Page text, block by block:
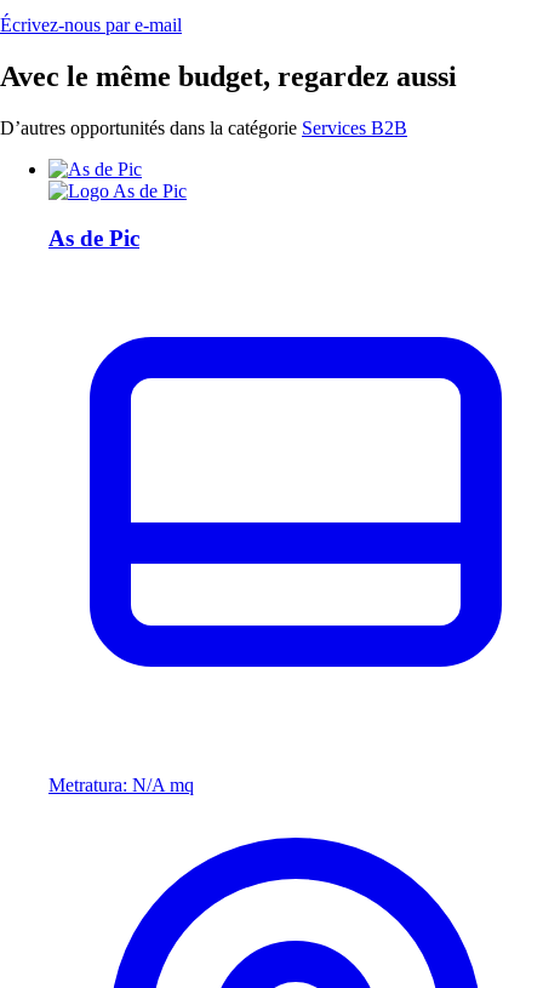
Écrivez-nous par e-mail
Avec le même budget, regardez aussi
D’autres opportunités dans la catégorie Services B2B
As de Pic
Metratura: N/A mq